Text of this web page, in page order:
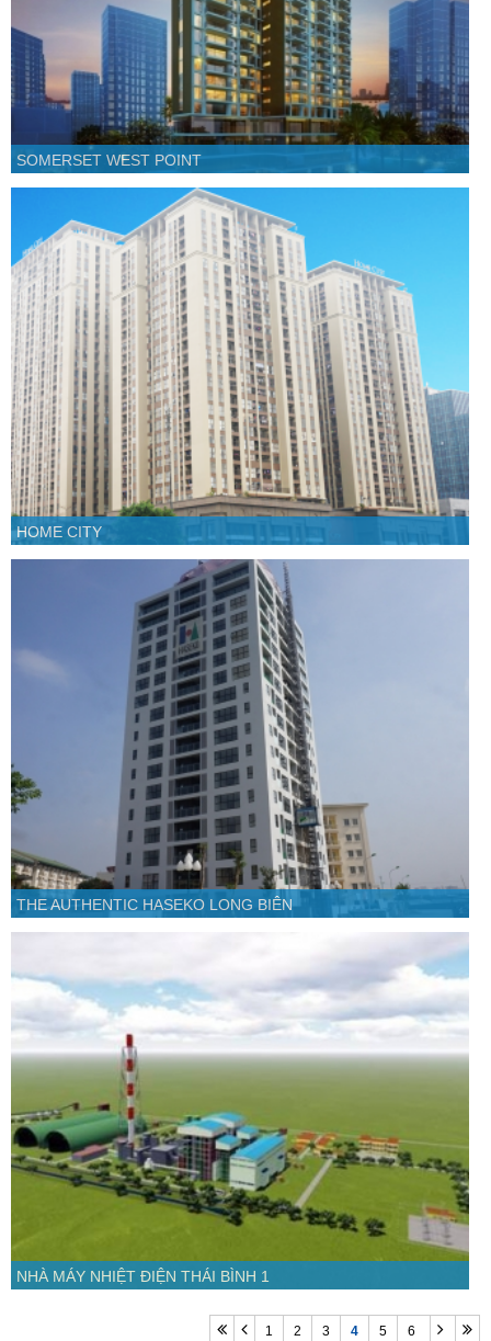
SOMERSET WEST POINT
HOME CITY
THE AUTHENTIC HASEKO LONG BIÊN
NHÀ MÁY NHIỆT ĐIỆN THÁI BÌNH 1
1 2 3 4 5 6